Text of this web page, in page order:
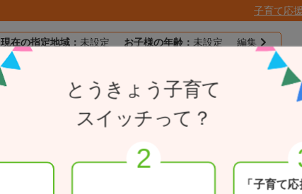
子育て応
現在の指定地域： 未設定 お子様の年齢： 未設定 編集
目的別で探す 一覧から探す
とうきょうパスポー
とうきょう子育て
スイッチって？
「子育て